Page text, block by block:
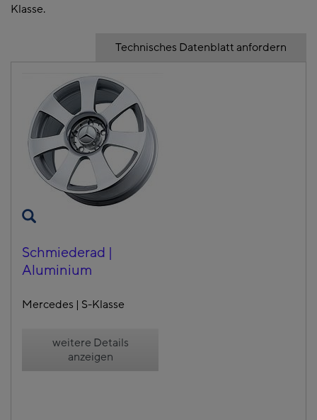
Klasse.
Technisches Datenblatt anfordern
Schmiederad |
Aluminium
Mercedes | S-Klasse
weitere Details
anzeigen